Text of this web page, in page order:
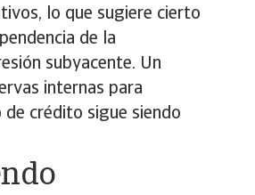
lo que sugiere cierto
de la
subyacente. Un
internas para
crédito sigue siendo